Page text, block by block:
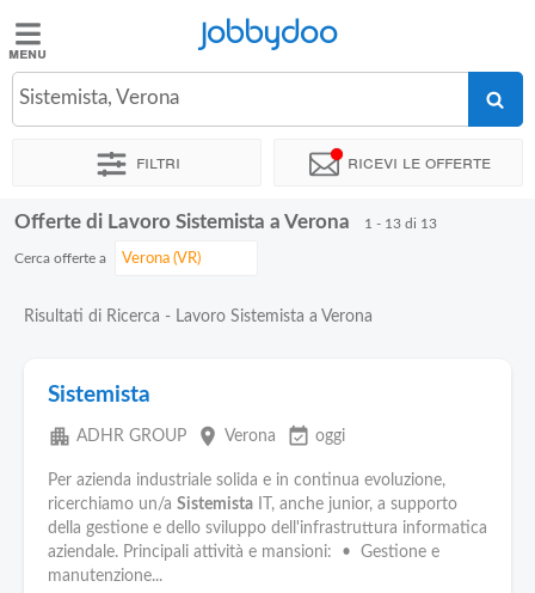
Jobbydoo
Offerte
Stipendi
Elenco
Pubblica
Offerte
Jobbydoo
Sistemista, Verona
Filtri Ricevi le offerte
Offerte di Lavoro Sistemista a Verona 1 - 13 di 13
Cerca offerte a
Risultati di Ricerca - Lavoro Sistemista a Verona
Sistemista
apartment ADHR GROUP place Verona event_available oggi
Per azienda industriale solida e in continua evoluzione,
ricerchiamo un/a Sistemista IT, anche junior, a supporto
della gestione e dello sviluppo dell'infrastruttura informatica
aziendale. Principali attività e mansioni: • Gestione e
manutenzione...